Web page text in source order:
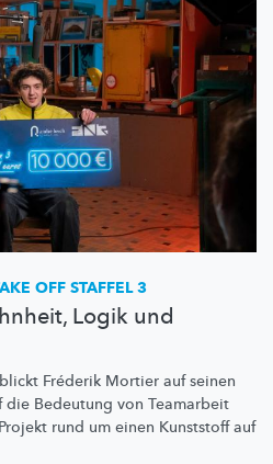
OFF STAFFEL 3
Logik und
Fréderik Mortier auf seinen
die Bedeutung von Teamarbeit
Projekt rund um einen Kunststoff auf